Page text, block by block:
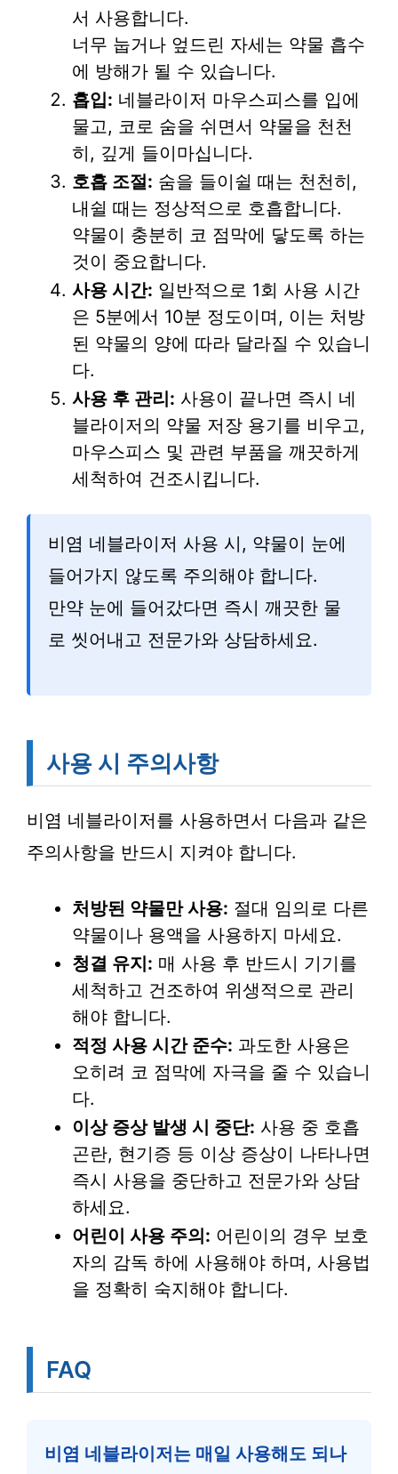
서 사용합니다.
너무 눕거나 엎드린 자세는 약물 흡수
에 방해가 될 수 있습니다.
흡입: 네블라이저 마우스피스를 입에
물고, 코로 숨을 쉬면서 약물을 천천
히, 깊게 들이마십니다.
호흡 조절: 숨을 들이쉴 때는 천천히,
내쉴 때는 정상적으로 호흡합니다.
약물이 충분히 코 점막에 닿도록 하는
것이 중요합니다.
사용 시간: 일반적으로 1회 사용 시간
은 5분에서 10분 정도이며, 이는 처방
된 약물의 양에 따라 달라질 수 있습니
다.
사용 후 관리: 사용이 끝나면 즉시 네
블라이저의 약물 저장 용기를 비우고,
마우스피스 및 관련 부품을 깨끗하게
세척하여 건조시킵니다.
비염 네블라이저 사용 시, 약물이 눈에
들어가지 않도록 주의해야 합니다.
만약 눈에 들어갔다면 즉시 깨끗한 물
로 씻어내고 전문가와 상담하세요.
사용 시 주의사항
비염 네블라이저를 사용하면서 다음과 같은
주의사항을 반드시 지켜야 합니다.
처방된 약물만 사용: 절대 임의로 다른
약물이나 용액을 사용하지 마세요.
청결 유지: 매 사용 후 반드시 기기를
세척하고 건조하여 위생적으로 관리
해야 합니다.
적정 사용 시간 준수: 과도한 사용은
오히려 코 점막에 자극을 줄 수 있습니
다.
이상 증상 발생 시 중단: 사용 중 호흡
곤란, 현기증 등 이상 증상이 나타나면
즉시 사용을 중단하고 전문가와 상담
하세요.
어린이 사용 주의: 어린이의 경우 보호
자의 감독 하에 사용해야 하며, 사용법
을 정확히 숙지해야 합니다.
FAQ
비염 네블라이저는 매일 사용해도 되나